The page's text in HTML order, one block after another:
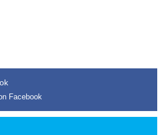
Facebook